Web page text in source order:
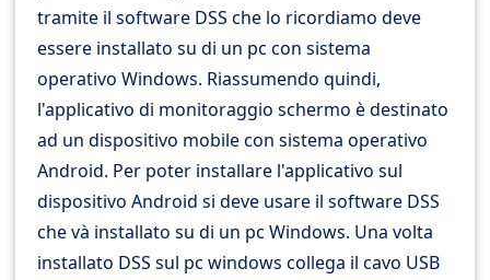
tramite il software DSS che lo ricordiamo deve
essere installato su di un pc con sistema
operativo Windows. Riassumendo quindi,
l'applicativo di monitoraggio schermo è destinato
ad un dispositivo mobile con sistema operativo
Android. Per poter installare l'applicativo sul
dispositivo Android si deve usare il software DSS
che và installato su di un pc Windows. Una volta
installato DSS sul pc windows collega il cavo USB